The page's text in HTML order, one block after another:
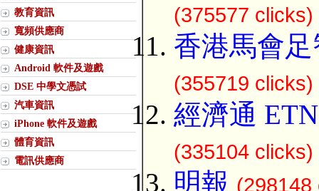
教育資訊
寬頻供應商
健康資訊
Android 軟件及遊戲
DSE 中學文憑試
汽車資訊
iPhone 軟件及遊戲
體育資訊
電訊供應商
(375577 clicks)
香港馬會
(355719 clicks)
經濟通
(335104 clicks)
明報 (298148